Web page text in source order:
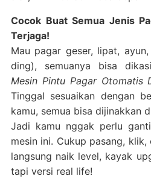
Cocok Buat Semua Jenis
Terjaga!
Mau pagar geser, lipat,
ding), semuanya bisa
Mesin Pintu Pagar Otomatis
Tinggal sesuaikan dengan
kamu, semua bisa dijinakkan
Jadi kamu nggak perlu
mesin ini. Cukup pasang,
langsung naik level, kayak
tapi versi real life!